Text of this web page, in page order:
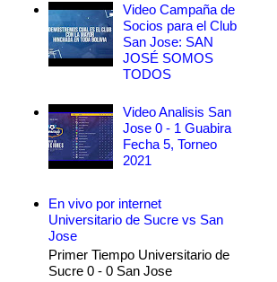
Video Campaña de
Socios para el Club
San Jose: SAN
JOSÉ SOMOS
TODOS
Video Analisis San
Jose 0 - 1 Guabira
Fecha 5, Torneo
2021
En vivo por internet
Universitario de Sucre vs San
Jose
Primer Tiempo Universitario de
Sucre 0 - 0 San Jose